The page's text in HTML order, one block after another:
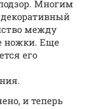
Многим
декоративный
между
ножки. Еще
его
и теперь